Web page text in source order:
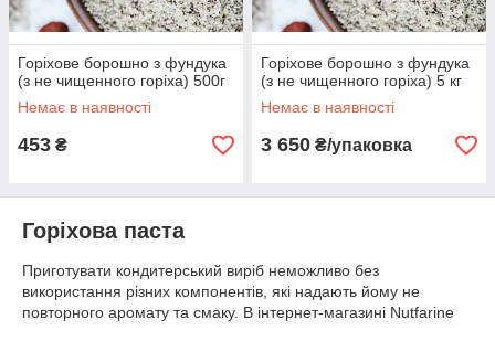
Горіхове борошно з фундука
(з не чищенного горіха) 500г
Немає в наявності
453 ₴
Горіхове борошно з фундука
(з не чищенного горіха) 5 кг
Немає в наявності
3 650 ₴/упаковка
Горіхова паста
Приготувати кондитерський виріб неможливо без
використання різних компонентів, які надають йому не
повторного аромату та смаку. В інтернет-магазині Nutfarine